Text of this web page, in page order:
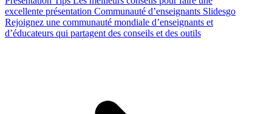
excellente présentation Communauté d’enseignants Slidesgo
Rejoignez une communauté mondiale d’enseignants et
d’éducateurs qui partagent des conseils et des outils